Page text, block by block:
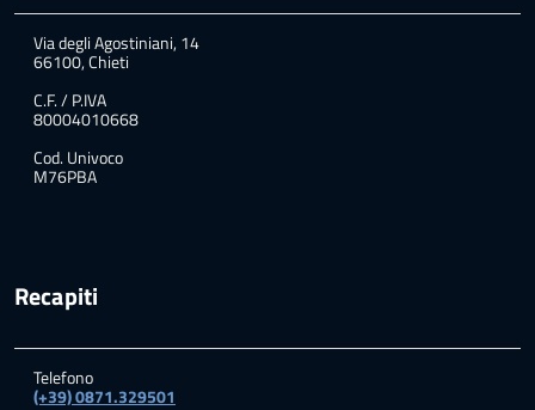
Via degli Agostiniani, 14
66100, Chieti
C.F. / P.IVA
80004010668
Cod. Univoco
M76PBA
Recapiti
Telefono
(+39) 0871.329501